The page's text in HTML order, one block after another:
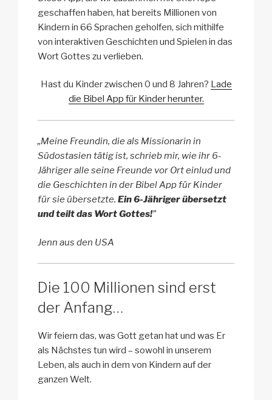
geschaffen haben, hat bereits Millionen von
Kindern in 66 Sprachen geholfen, sich mithilfe
von interaktiven Geschichten und Spielen in das
Wort Gottes zu verlieben.
Hast du Kinder zwischen 0 und 8 Jahren? Lade
die Bibel App für Kinder herunter.
„Meine Freundin, die als Missionarin in
Südostasien tätig ist, schrieb mir, wie ihr 6-
Jähriger alle seine Freunde vor Ort einlud und
die Geschichten in der Bibel App für Kinder
für sie übersetzte. Ein 6-Jähriger übersetzt
und teilt das Wort Gottes!”
Jenn aus den USA
Die 100 Millionen sind erst
der Anfang…
Wir feiern das, was Gott getan hat und was Er
als Nächstes tun wird – sowohl in unserem
Leben, als auch in dem von Kindern auf der
ganzen Welt.